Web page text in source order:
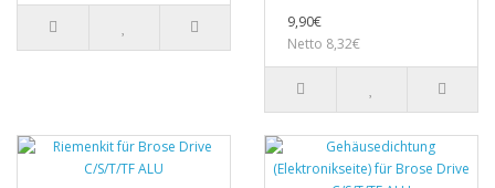
9,90€
Netto 8,32€